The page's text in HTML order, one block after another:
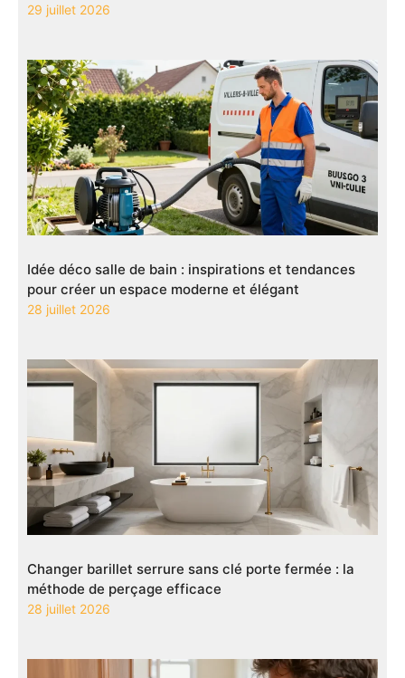
29 juillet 2026
Idée déco salle de bain : inspirations et tendances
pour créer un espace moderne et élégant
28 juillet 2026
Changer barillet serrure sans clé porte fermée : la
méthode de perçage efficace
28 juillet 2026